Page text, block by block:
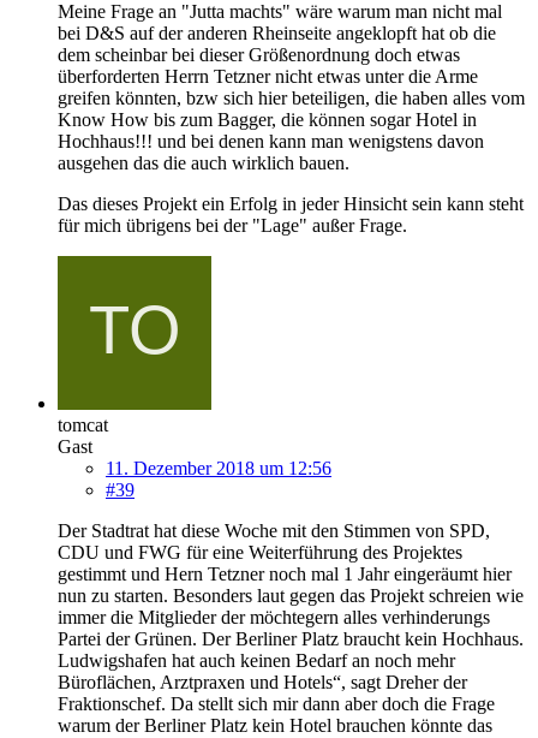
Meine Frage an "Jutta machts" wäre warum man nicht mal
bei D&S auf der anderen Rheinseite angeklopft hat ob die
dem scheinbar bei dieser Größenordnung doch etwas
überforderten Herrn Tetzner nicht etwas unter die Arme
greifen könnten, bzw sich hier beteiligen, die haben alles vom
Know How bis zum Bagger, die können sogar Hotel in
Hochhaus!!! und bei denen kann man wenigstens davon
ausgehen das die auch wirklich bauen.
Das dieses Projekt ein Erfolg in jeder Hinsicht sein kann steht
für mich übrigens bei der "Lage" außer Frage.
tomcat
Gast
11. Dezember 2018 um 12:56
#39
Der Stadtrat hat diese Woche mit den Stimmen von SPD,
CDU und FWG für eine Weiterführung des Projektes
gestimmt und Hern Tetzner noch mal 1 Jahr eingeräumt hier
nun zu starten. Besonders laut gegen das Projekt schreien wie
immer die Mitglieder der möchtegern alles verhinderungs
Partei der Grünen. Der Berliner Platz braucht kein Hochhaus.
Ludwigshafen hat auch keinen Bedarf an noch mehr
Büroflächen, Arztpraxen und Hotels“, sagt Dreher der
Fraktionschef. Da stellt sich mir dann aber doch die Frage
warum der Berliner Platz kein Hotel brauchen könnte das